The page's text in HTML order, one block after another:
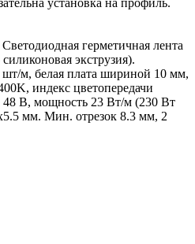
герметичная лента
экструзия).
м, белая плата шириной 10 мм,
индекс цветопередачи
48 В, мощность 23 Вт/м (230 Вт
мм. Мин. отрезок 8.3 мм, 2